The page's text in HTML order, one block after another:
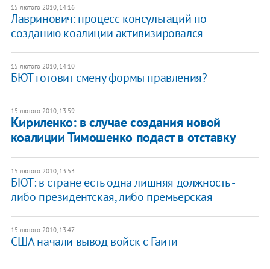
15 лютого 2010, 14:16
Лавринович: процесс консультаций по
созданию коалиции активизировался
15 лютого 2010, 14:10
БЮТ готовит смену формы правления?
15 лютого 2010, 13:59
Кириленко: в случае создания новой
коалиции Тимошенко подаст в отставку
15 лютого 2010, 13:53
БЮТ: в стране есть одна лишняя должность -
либо президентская, либо премьерская
15 лютого 2010, 13:47
США начали вывод войск с Гаити